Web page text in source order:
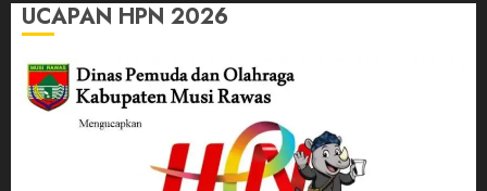
UCAPAN HPN 2026